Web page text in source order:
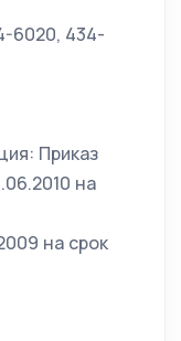
6020, 434-
Приказ
на
на срок